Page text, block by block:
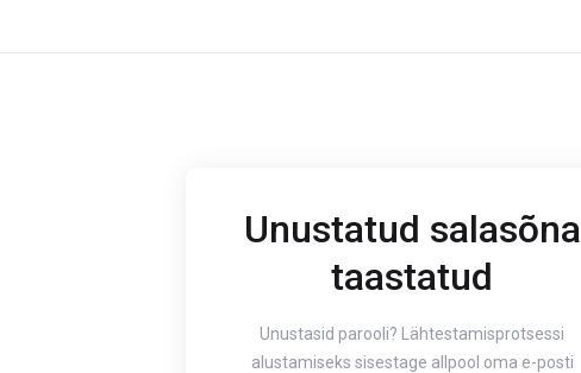
Unustatud salasõna
taastatud
Unustasid parooli? Lähtestamisprotsessi
alustamiseks sisestage allpool oma e-posti